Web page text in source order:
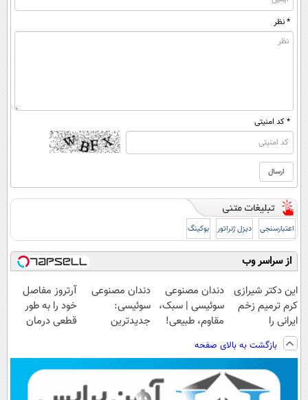
* نظر
* کد امنیتی
اعتبارسنجی دیزل ژنراتور بوکینگ
از سراسر وب
این دکتر شیرازی
کرم ترمیم زخم
ایرانی را
ساخت!!!
دندان مصنوعی
سوئیسی | سبک،
مقاوم، طبیعی!
رایگان+پرداخت
اقساطی😍
دندان مصنوعی
سوئیسی:
جدیدترین
پرداخت قسطی
آرتروز مفاصل
خود را به طور
قطعی درمان
بازگشت به بالای صفحه